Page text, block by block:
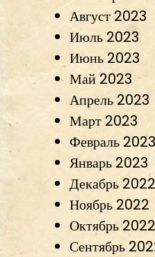
Август 2023
Июль 2023
Июнь 2023
Май 2023
Апрель 2023
Март 2023
Февраль 2023
Январь 2023
Декабрь 2022
Ноябрь 2022
Октябрь 2022
Сентябрь